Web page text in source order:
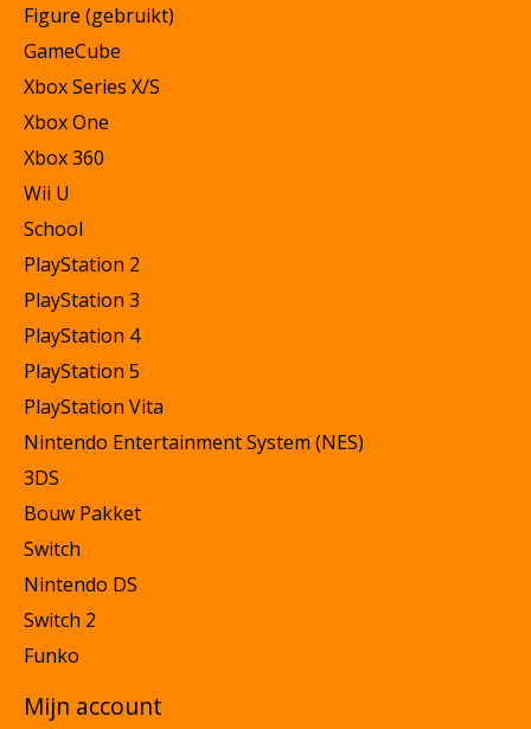
Figure (gebruikt)
GameCube
Xbox Series X/S
Xbox One
Xbox 360
Wii U
School
PlayStation 2
PlayStation 3
PlayStation 4
PlayStation 5
PlayStation Vita
Nintendo Entertainment System (NES)
3DS
Bouw Pakket
Switch
Nintendo DS
Switch 2
Funko
Mijn account